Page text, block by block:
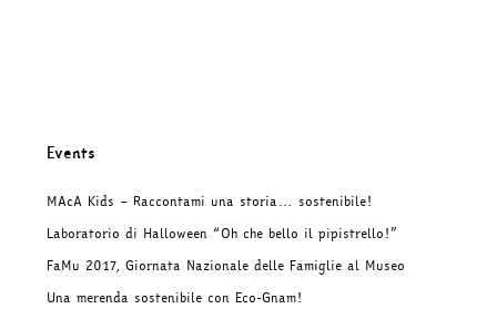
Events
MAcA Kids – Raccontami una storia… sostenibile!
Laboratorio di Halloween “Oh che bello il pipistrello!”
FaMu 2017, Giornata Nazionale delle Famiglie al Museo
Una merenda sostenibile con Eco-Gnam!